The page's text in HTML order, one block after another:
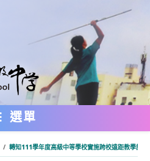
選單
/ 轉知111學年度高級中等學校實施跨校遠距教學課